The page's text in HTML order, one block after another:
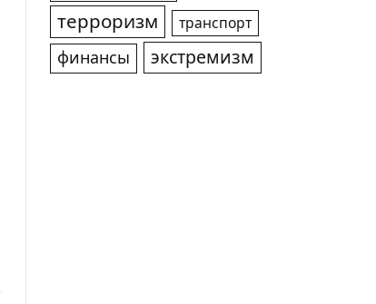
терроризм транспорт
финансы экстремизм